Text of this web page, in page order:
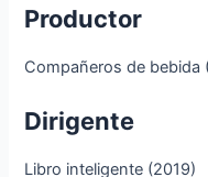
Productor
Compañeros de bebida
Dirigente
Libro inteligente (2019)